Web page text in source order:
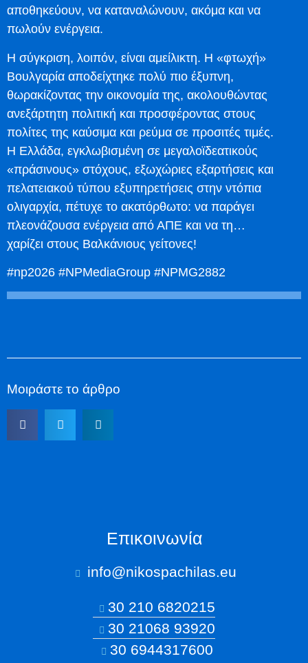
αποθηκεύουν, να καταναλώνουν, ακόμα και να
πωλούν ενέργεια.
Η σύγκριση, λοιπόν, είναι αμείλικτη. Η «φτωχή»
Βουλγαρία αποδείχτηκε πολύ πιο έξυπνη,
θωρακίζοντας την οικονομία της, ακολουθώντας
ανεξάρτητη πολιτική και προσφέροντας στους
πολίτες της καύσιμα και ρεύμα σε προσιτές τιμές.
Η Ελλάδα, εγκλωβισμένη σε μεγαλοϊδεατικούς
«πράσινους» στόχους, εξωχώριες εξαρτήσεις και
πελατειακού τύπου εξυπηρετήσεις στην ντόπια
ολιγαρχία, πέτυχε το ακατόρθωτο: να παράγει
πλεονάζουσα ενέργεια από ΑΠΕ και να τη…
χαρίζει στους Βαλκάνιους γείτονες!
#np2026 #NPMediaGroup #NPMG2882
Μοιράστε το άρθρο
Επικοινωνία
info@nikospachilas.eu​
30 210 6820215
30 21068 93920
30 6944317600